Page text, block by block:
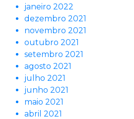
janeiro 2022
dezembro 2021
novembro 2021
outubro 2021
setembro 2021
agosto 2021
julho 2021
junho 2021
maio 2021
abril 2021